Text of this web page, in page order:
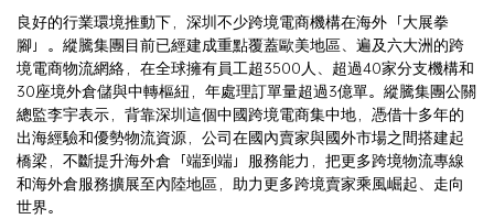
良好的行業環境推動下，深圳不少跨境電商機構在海外「大展拳
腳」。縱騰集團目前已經建成重點覆蓋歐美地區、遍及六大洲的跨
境電商物流網絡，在全球擁有員工超3500人、超過40家分支機構和
30座境外倉儲與中轉樞紐，年處理訂單量超過3億單。縱騰集團公關
總監李宇表示，背靠深圳這個中國跨境電商集中地，憑借十多年的
出海經驗和優勢物流資源，公司在國內賣家與國外市場之間搭建起
橋梁，不斷提升海外倉「端到端」服務能力，把更多跨境物流專線
和海外倉服務擴展至內陸地區，助力更多跨境賣家乘風崛起、走向
世界。